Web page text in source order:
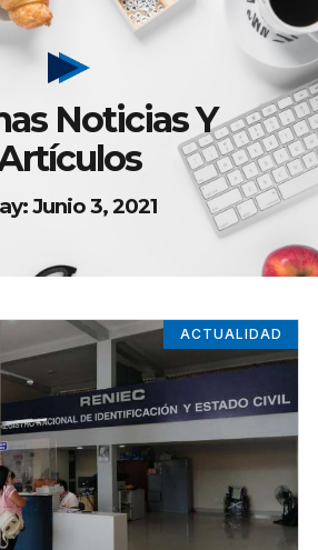
Noticias Y
Junio 3, 2021
ACTUALIDAD